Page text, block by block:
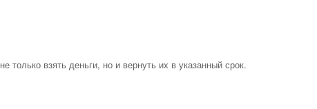
только взять деньги, но и вернуть их в указанный срок.